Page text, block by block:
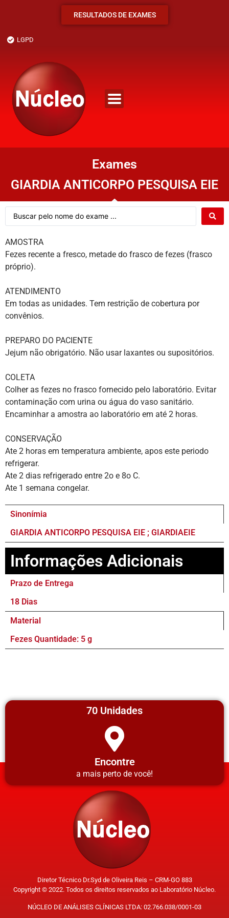
RESULTADOS DE EXAMES
LGPD
Exames
GIARDIA ANTICORPO PESQUISA EIE
AMOSTRA
Fezes recente a fresco, metade do frasco de fezes (frasco
próprio).
ATENDIMENTO
Em todas as unidades. Tem restrição de cobertura por
convênios.
PREPARO DO PACIENTE
Jejum não obrigatório. Não usar laxantes ou supositórios.
COLETA
Colher as fezes no frasco fornecido pelo laboratório. Evitar
contaminação com urina ou água do vaso sanitário.
Encaminhar a amostra ao laboratório em até 2 horas.
CONSERVAÇÃO
Ate 2 horas em temperatura ambiente, apos este periodo
refrigerar.
Ate 2 dias refrigerado entre 2o e 8o C.
Ate 1 semana congelar.
Sinonímia
GIARDIA ANTICORPO PESQUISA EIE ; GIARDIAEIE
Informações Adicionais
Prazo de Entrega
18 Dias
Material
Fezes Quantidade: 5 g
70 Unidades
Encontre
a mais perto de você!
Diretor Técnico Dr.Syd de Oliveira Reis – CRM-GO 883
Copyright © 2022. Todos os direitos reservados ao Laboratório Núcleo.
NÚCLEO DE ANÁLISES CLÍNICAS LTDA: 02.766.038/0001-03